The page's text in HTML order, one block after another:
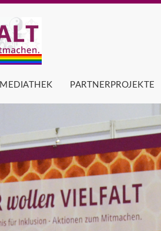
MEDIATHEK PARTNERPROJEKTE